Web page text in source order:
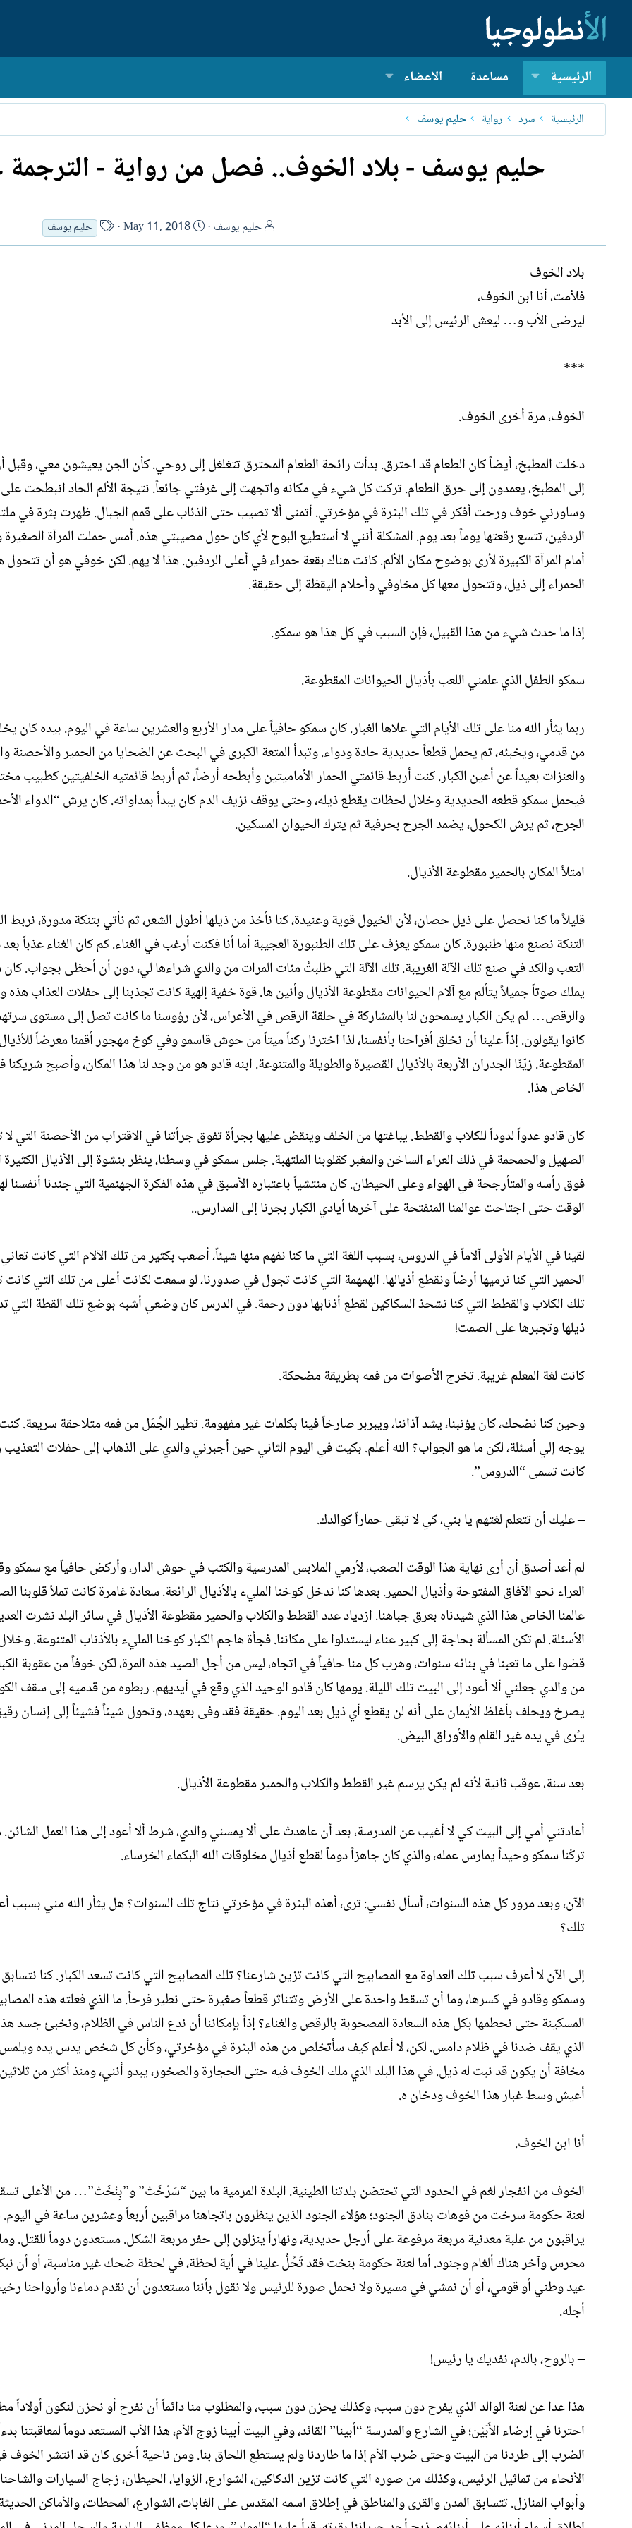
الرئيسية مساعدة الأعضاء
الرئيسية سرد رواية حليم يوسف
حليم يوسف - بلاد الخوف.. فصل من رواية - الترجمة
ا
ل
حليم يوسف
ت
ا
May 11, 2018
ا
س
حليم يوسف
بلاد الخوف
فلأمت، أنا ابن الخوف،
ليرضى الأب و… ليعش الرئيس إلى الأبد
***
الخوف، مرة أخرى الخوف.
دخلت المطبخ، أيضاً كان الطعام قد احترق. بدأت رائحة الطعام المحترق تتغلغل إلى روحي. كأن الجن يعيشون معي،
إلى المطبخ، يعمدون إلى حرق الطعام. تركت كل شيء في مكانه واتجهت إلى غرفتي جائعاً. نتيجة الألم الحاد انبطحت
وساورني خوف ورحت أفكر في تلك البثرة في مؤخرتي. أتمنى ألا تصيب حتى الذئاب على قمم الجبال. ظهرت بثرة في
الردفين، تتسع رقعتها يوماً بعد يوم. المشكلة أنني لا أستطيع البوح لأي كان حول مصيبتي هذه. أمس حملت المرآة
أمام المرآة الكبيرة لأرى بوضوح مكان الألم. كانت هناك بقعة حمراء في أعلى الردفين. هذا لا يهم. لكن خوفي هو أن تتحول
الحمراء إلى ذيل، وتتحول معها كل مخاوفي وأحلام اليقظة إلى حقيقة.
إذا ما حدث شيء من هذا القبيل، فإن السبب في كل هذا هو سمكو.
سمكو الطفل الذي علمني اللعب بأذيال الحيوانات المقطوعة.
ربما يثأر الله منا على تلك الأيام التي علاها الغبار. كان سمكو حافياً على مدار الأربع والعشرين ساعة في اليوم. بيده كان
من قدمي، ويخبئه، ثم يحمل قطعاً حديدية حادة ودواء. وتبدأ المتعة الكبرى في البحث عن الضحايا من الحمير والأحصنة
والعنزات بعيداً عن أعين الكبار. كنت أربط قائمتي الحمار الأماميتين وأبطحه أرضاً، ثم أربط قائمتيه الخلفيتين كطبيب
فيحمل سمكو قطعه الحديدية وخلال لحظات يقطع ذيله، وحتى يوقف نزيف الدم كان يبدأ بمداواته. كان يرش “الدواء
الجرح، ثم يرش الكحول، يضمد الجرح بحرفية ثم يترك الحيوان المسكين.
امتلأ المكان بالحمير مقطوعة الأذيال.
قليلاً ما كنا نحصل على ذيل حصان، لأن الخيول قوية وعنيدة، كنا نأخذ من ذيلها أطول الشعر، ثم نأتي بتنكة مدورة، نربط
التنكة نصنع منها طنبورة. كان سمكو يعزف على تلك الطنبورة العجيبة أما أنا فكنت أرغب في الغناء. كم كان الغناء عذباً
التعب والكد في صنع تلك الآلة الغريبة. تلك الآلة التي طلبتُ مئات المرات من والدي شراءها لي، دون أن أحظى بجواب.
يملك صوتاً جميلاً يتألم مع آلام الحيوانات مقطوعة الأذيال وأنين ها. قوة خفية إلهية كانت تجذبنا إلى حفلات العذاب هذه
والرقص… لم يكن الكبار يسمحون لنا بالمشاركة في حلقة الرقص في الأعراس، لأن رؤوسنا ما كانت تصل إلى مستوى
كانوا يقولون. إذاً علينا أن نخلق أفراحنا بأنفسنا، لذا اخترنا ركناً ميتاً من حوش قاسمو وفي كوخ مهجور أقمنا معرضاً للأذيال
المقطوعة. زيّنّا الجدران الأربعة بالأذيال القصيرة والطويلة والمتنوعة. ابنه قادو هو من وجد لنا هذا المكان، وأصبح شريكنا
الخاص هذا.
كان قادو عدواً لدوداً للكلاب والقطط. يباغتها من الخلف وينقض عليها بجرأة تفوق جرأتنا في الاقتراب من الأحصنة التي
الصهيل والحمحمة في ذلك العراء الساخن والمغبر كقلوبنا الملتهبة. جلس سمكو في وسطنا، ينظر بنشوة إلى الأذيال الكثيرة
فوق رأسه والمتأرجحة في الهواء وعلى الحيطان. كان منتشياً باعتباره الأسبق في هذه الفكرة الجهنمية التي جندنا أنفسنا
الوقت حتى اجتاحت عوالمنا المنفتحة على آخرها أيادي الكبار بجرنا إلى المدارس..
لقينا في الأيام الأولى آلاماً في الدروس، بسبب اللغة التي ما كنا نفهم منها شيئاً، أصعب بكثير من تلك الآلام التي كانت
الحمير التي كنا نرميها أرضاً ونقطع أذيالها. الهمهمة التي كانت تجول في صدورنا، لو سمعت لكانت أعلى من تلك التي
تلك الكلاب والقطط التي كنا نشحذ السكاكين لقطع أذنابها دون رحمة. في الدرس كان وضعي أشبه بوضع تلك القطة
ذيلها وتجبرها على الصمت!
كانت لغة المعلم غريبة. تخرج الأصوات من فمه بطريقة مضحكة.
وحين كنا نضحك، كان يؤنبنا، يشد آذاننا، ويبربر صارخاً فينا بكلمات غير مفهومة. تطير الجُمَل من فمه متلاحقة سريعة.
يوجه إلي أسئلة، لكن ما هو الجواب؟ الله أعلم. بكيت في اليوم الثاني حين أجبرني والدي على الذهاب إلى حفلات التعذيب
كانت تسمى “الدروس”.
– عليك أن تتعلم لغتهم يا بني، كي لا تبقى حماراً كوالدك.
لم أعد أصدق أن أرى نهاية هذا الوقت الصعب، لأرمي الملابس المدرسية والكتب في حوش الدار، وأركض حافياً مع سمكو
العراء نحو الآفاق المفتوحة وأذيال الحمير. بعدها كنا ندخل كوخنا المليء بالأذيال الرائعة. سعادة غامرة كانت تملأ قلوبنا
عالمنا الخاص هذا الذي شيدناه بعرق جباهنا. ازدياد عدد القطط والكلاب والحمير مقطوعة الأذيال في سائر البلد نشرت
الأسئلة. لم تكن المسألة بحاجة إلى كبير عناء ليستدلوا على مكاننا. فجأة هاجم الكبار كوخنا المليء بالأذناب المتنوعة.
قضوا على ما تعبنا في بنائه سنوات، وهرب كل منا حافياً في اتجاه، ليس من أجل الصيد هذه المرة، لكن خوفاً من عقوبة
من والدي جعلني ألا أعود إلى البيت تلك الليلة. يومها كان قادو الوحيد الذي وقع في أيديهم. ربطوه من قدميه إلى سقف
يصرخ ويحلف بأغلظ الأيمان على أنه لن يقطع أي ذيل بعد اليوم. حقيقة فقد وفى بعهده، وتحول شيئاً فشيئاً إلى إنسان
يـُرى في يده غير القلم والأوراق البيض.
بعد سنة، عوقب ثانية لأنه لم يكن يرسم غير القطط والكلاب والحمير مقطوعة الأذيال.
أعادتني أمي إلى البيت كي لا أغيب عن المدرسة، بعد أن عاهدتْ على ألا يمسني والدي، شرط ألا أعود إلى هذا العمل
تركْنا سمكو وحيداً يمارس عمله، والذي كان جاهزاً دوماًَ لقطع أذيال مخلوقات الله البكماء الخرساء.
الآن، وبعد مرور كل هذه السنوات، أسأل نفسي: ترى، أهذه البثرة في مؤخرتي نتاج تلك السنوات؟ هل يثأر الله مني بسبب
تلك؟
إلى الآن لا أعرف سبب تلك العداوة مع المصابيح التي كانت تزين شارعنا؟ تلك المصابيح التي كانت تسعد الكبار. كنا نتسابق
وسمكو وقادو في كسرها، وما أن تسقط واحدة على الأرض وتتناثر قطعاً صغيرة حتى نطير فرحاً. ما الذي فعلته هذه
المسكينة حتى نحطمها بكل هذه السعادة المصحوبة بالرقص والغناء؟ إذاً بإمكاننا أن ندع الناس في الظلام، ونخبئ جسد هذا
الذي يقف ضدنا في ظلام دامس. لكن، لا أعلم كيف سأتخلص من هذه البثرة في مؤخرتي، وكأن كل شخص يدس يده
مخافة أن يكون قد نبت له ذيل. في هذا البلد الذي ملك الخوف فيه حتى الحجارة والصخور، يبدو أنني، ومنذ أكثر من
أعيش وسط غبار هذا الخوف ودخان ه.
أنا ابن الخوف.
الخوف من انفجار لغم في الحدود التي تحتضن بلدتنا الطينية. البلدة المرمية ما بين “سَرْخَتْ” و”بِنْخَتْ”… من الأعلى
لعنة حكومة سرخت من فوهات بنادق الجنود؛ هؤلاء الجنود الذين ينظرون باتجاهنا مراقبين أربعاً وعشرين ساعة في اليوم.
يراقبون من علبة معدنية مربعة مرفوعة على أرجل حديدية، ونهاراً ينزلون إلى حفر مربعة الشكل. مستعدون دوماً للقتل.
محرس وآخر هناك ألغام وجنود. أما لعنة حكومة بنخت فقد تَحُلُّ علينا في أية لحظة، في لحظة ضحك غير مناسبة، أو أن
عيد وطني أو قومي، أو أن نمشي في مسيرة ولا نحمل صورة للرئيس ولا نقول بأننا مستعدون أن نقدم دماءنا وأرواحنا
أجله.
– بالروح، بالدم، نفديك يا رئيس!
هذا عدا عن لعنة الوالد الذي يفرح دون سبب، وكذلك يحزن دون سبب، والمطلوب منا دائماً أن نفرح أو نحزن لنكون أولاداً
احترنا في إرضاء الأَبَيْن؛ في الشارع والمدرسة “أبينا” القائد، وفي البيت أبينا زوج الأم، هذا الأب المستعد دوماً لمعاقبتنا
الضرب إلى طردنا من البيت وحتى ضرب الأم إذا ما طاردنا ولم يستطع اللحاق بنا. ومن ناحية أخرى كان قد انتشر الخوف
الأنحاء من تماثيل الرئيس، وكذلك من صوره التي كانت تزين الدكاكين، الشوارع، الزوايا، الحيطان، زجاج السيارات
وأبواب المنازل. تتسابق المدن والقرى والمناطق في إطلاق اسمه المقدس على الغابات، الشوارع، المحطات، والأماكن